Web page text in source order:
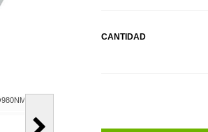
CANTIDAD